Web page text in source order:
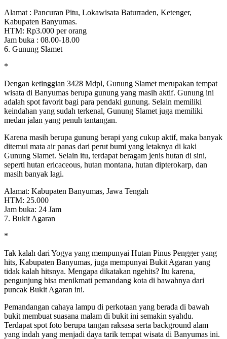
Alamat : Pancuran Pitu, Lokawisata Baturraden, Ketenger,
Kabupaten Banyumas.
HTM: Rp3.000 per orang
Jam buka : 08.00-18.00
6. Gunung Slamet
*
Dengan ketinggian 3428 Mdpl, Gunung Slamet merupakan tempat
wisata di Banyumas berupa gunung yang masih aktif. Gunung ini
adalah spot favorit bagi para pendaki gunung. Selain memiliki
keindahan yang sudah terkenal, Gunung Slamet juga memiliki
medan jalan yang penuh tantangan.
Karena masih berupa gunung berapi yang cukup aktif, maka banyak
ditemui mata air panas dari perut bumi yang letaknya di kaki
Gunung Slamet. Selain itu, terdapat beragam jenis hutan di sini,
seperti hutan ericaceous, hutan montana, hutan dipterokarp, dan
masih banyak lagi.
Alamat: Kabupaten Banyumas, Jawa Tengah
HTM: 25.000
Jam buka: 24 Jam
7. Bukit Agaran
*
Tak kalah dari Yogya yang mempunyai Hutan Pinus Pengger yang
hits, Kabupaten Banyumas, juga mempunyai Bukit Agaran yang
tidak kalah hitsnya. Mengapa dikatakan ngehits? Itu karena,
pengunjung bisa menikmati pemandang kota di bawahnya dari
puncak Bukit Agaran ini.
Pemandangan cahaya lampu di perkotaan yang berada di bawah
bukit membuat suasana malam di bukit ini semakin syahdu.
Terdapat spot foto berupa tangan raksasa serta background alam
yang indah yang menjadi daya tarik tempat wisata di Banyumas ini.